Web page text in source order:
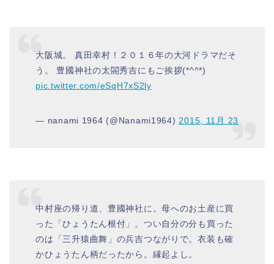
大阪城。 真田幸村！２０１６年の大河ドラマだそ
う。 豊國神社の太閤秀吉にもご挨拶(*^^*)
pic.twitter.com/eSqH7xS2ly
— nanami 1964 (@Nanami1964)2015, 11月 23
中村座の帰り道、豊國神社に。母へのお土産に買
った「ひょうたん根付」。つい自分の分も買った
のは「三升猿曲舞」の兵吉つながりで。衣装も確
かひょうたん柄だったから。縁起よし。